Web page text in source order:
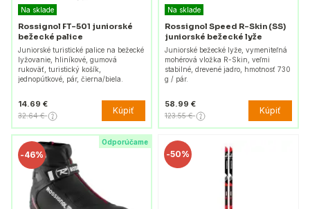
Na sklade
Rossignol FT-501 juniorské
bežecké palice
Juniorské turistické palice na bežecké
lyžovanie, hliníkové, gumová
rukoväť, turistický košík,
jednopútkové, pár, čierna/biela.
14.69 €
32.64 € Kúpiť
Na sklade
Rossignol Speed R-Skin (SS)
juniorské bežecké lyže
Juniorské bežecké lyže, vymeniteľná
mohérová vložka R-Skin, veľmi
stabilné, drevené jadro, hmotnosť 730
g / pár.
58.99 €
123.55 € Kúpiť
Odporúčame
-46% -50%